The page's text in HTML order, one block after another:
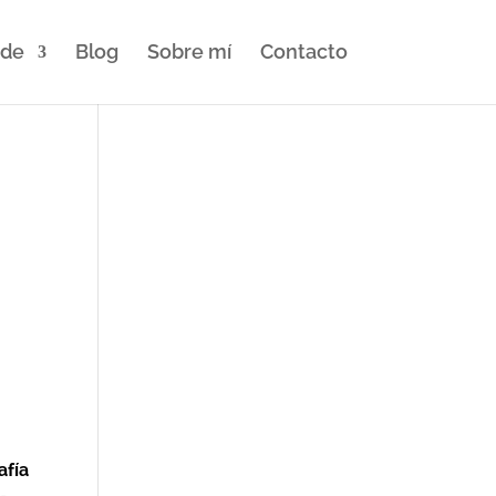
Blog Sobre mí Contacto